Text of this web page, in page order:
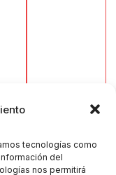
tecnologías como
del
nos permitirá